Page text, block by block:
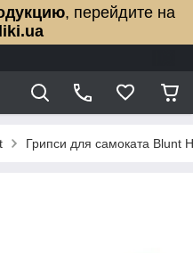
, перейдите на
Грипси для самоката Blunt